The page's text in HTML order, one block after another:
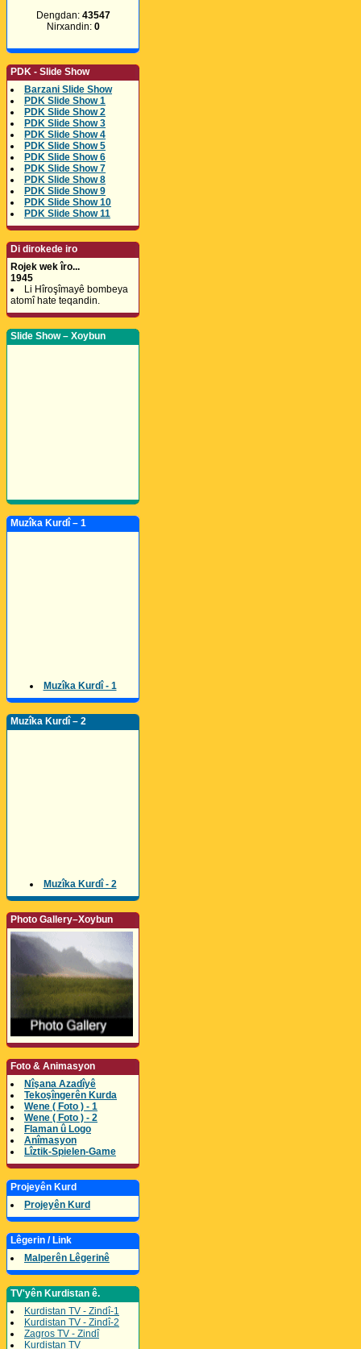
Dengdan: 43547
Nirxandin: 0
PDK - Slide Show
Barzani Slide Show
PDK Slide Show 1
PDK Slide Show 2
PDK Slide Show 3
PDK Slide Show 4
PDK Slide Show 5
PDK Slide Show 6
PDK Slide Show 7
PDK Slide Show 8
PDK Slide Show 9
PDK Slide Show 10
PDK Slide Show 11
Di dirokede iro
Rojek wek îro...
1945
Li Hîroşîmayê bombeya
atomî hate teqandin.
Slide Show – Xoybun
Muzîka Kurdî – 1
Muzîka Kurdî - 1
Muzîka Kurdî – 2
Muzîka Kurdî - 2
Photo Gallery–Xoybun
Foto & Animasyon
Nîşana Azadîyê
Tekoşîngerên Kurda
Wene ( Foto ) - 1
Wene ( Foto ) - 2
Flaman û Logo
Anîmasyon
Lîztik-Spielen-Game
Projeyên Kurd
Projeyên Kurd
Lêgerin / Link
Malperên Lêgerinê
TV'yên Kurdistan ê.
Kurdistan TV - Zindî-1
Kurdistan TV - Zindî-2
Zagros TV - Zindî
Kurdistan TV